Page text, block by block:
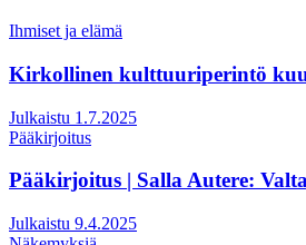
Ihmiset ja elämä
Kirkollinen kulttuuriperintö
Julkaistu 1.7.2025
Pääkirjoitus
Pääkirjoitus | Salla Autere:
Julkaistu 9.4.2025